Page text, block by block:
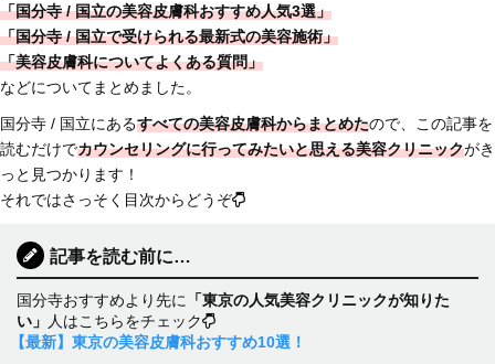
「国分寺 / 国立の美容皮膚科おすすめ人気3選」
「国分寺 / 国立で受けられる最新式の美容施術」
「美容皮膚科についてよくある質問」
などについてまとめました。
国分寺 / 国立にあるすべての美容皮膚科からまとめたので、この記事を
読むだけでカウンセリングに行ってみたいと思える美容クリニックがき
っと見つかります！
それではさっそく目次からどうぞ
記事を読む前に…
国分寺おすすめより先に
「東京の人気美容クリニックが知りた
い」
人はこちらをチェック
【最新】東京の美容皮膚科おすすめ10選！